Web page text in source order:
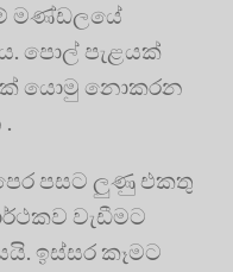
මණ්ඩලයේ
පොල් පැළයක්
යොමු නොකරන
පසට ලුණු එකතු
වැඩීමට
ඉස්සර කෑමට